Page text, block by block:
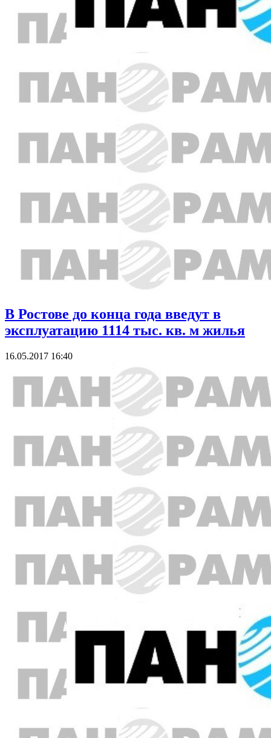
В Ростове до конца года введут в
эксплуатацию 1114 тыс. кв. м жилья
16.05.2017 16:40